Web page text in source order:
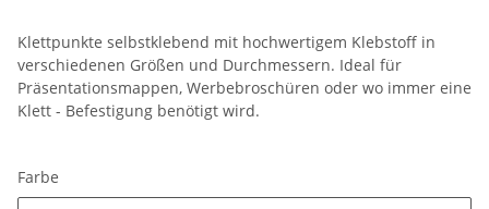
Klettpunkte selbstklebend mit hochwertigem Klebstoff in
verschiedenen Größen und Durchmessern. Ideal für
Präsentationsmappen, Werbebroschüren oder wo immer eine
Klett - Befestigung benötigt wird.
Farbe